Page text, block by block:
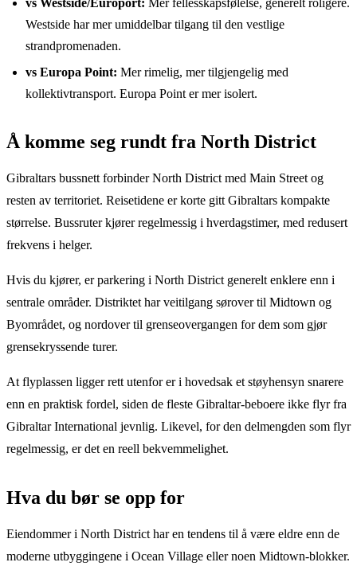
Westside har mer umiddelbar tilgang til den vestlige
strandpromenaden.
vs Europa Point: Mer rimelig, mer tilgjengelig med
kollektivtransport. Europa Point er mer isolert.
Å komme seg rundt fra North District
Gibraltars bussnett forbinder North District med Main Street og
resten av territoriet. Reisetidene er korte gitt Gibraltars kompakte
størrelse. Bussruter kjører regelmessig i hverdagstimer, med redusert
frekvens i helger.
Hvis du kjører, er parkering i North District generelt enklere enn i
sentrale områder. Distriktet har veitilgang sørover til Midtown og
Byområdet, og nordover til grenseovergangen for dem som gjør
grensekryssende turer.
At flyplassen ligger rett utenfor er i hovedsak et støyhensyn snarere
enn en praktisk fordel, siden de fleste Gibraltar-beboere ikke flyr fra
Gibraltar International jevnlig. Likevel, for den delmengden som flyr
regelmessig, er det en reell bekvemmelighet.
Hva du bør se opp for
Eiendommer i North District har en tendens til å være eldre enn de
moderne utbyggingene i Ocean Village eller noen Midtown-blokker.